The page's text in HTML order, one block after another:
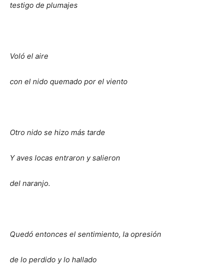
testigo de plumajes
Voló el aire
con el nido quemado por el viento
Otro nido se hizo más tarde
Y aves locas entraron y salieron
del naranjo.
Quedó entonces el sentimiento, la opresión
de lo perdido y lo hallado